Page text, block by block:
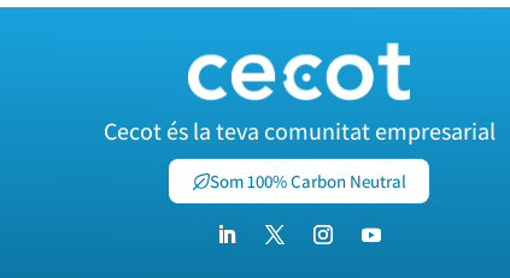
Cecot és la teva comunitat empresarial
Som 100% Carbon Neutral